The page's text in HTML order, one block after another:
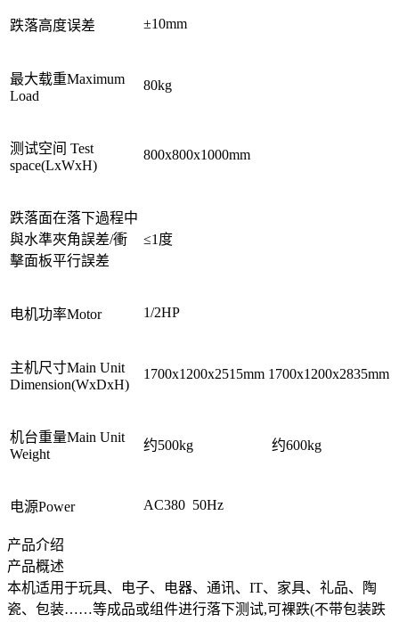
跌落高度误差 ±10mm
最大载重Maximum
Load
80kg
测试空间 Test
space(LxWxH)
800x800x1000mm
跌落面在落下過程中
與水準夾角誤差/衝
擊面板平行誤差
≤1度
电机功率Motor 1/2HP
主机尺寸Main Unit
Dimension(WxDxH)
1700x1200x2515mm 1700x1200x2835mm
机台重量Main Unit
Weight
约500kg 约600kg
电源Power AC380 50Hz
产品介绍
产品概述
本机适用于玩具、电子、电器、通讯、IT、家具、礼品、陶
瓷、包装……等成品或组件进行落下测试,可裸跌(不带包装跌